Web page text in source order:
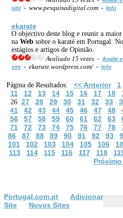
site - www.pesquisadigital.com - Info
ekarate
O objectivo deste blog e reunir a
na Web sobre o karaté em Portugal.
estágios e artigos de Opinião.
Avaliado 15 vezes - Avalie
site - ekarate.wordpress.com/ - Info
Página de Resultados: << Anterior 1
11
12 13 14 15 16 17 18
26 27 28 29 30 31 32 33
41
42 43 44 45 46 47 48
56
57 58 59 60 61 62 63
71
72 73 74 75 76 77 78
86
87 88 89 90 91 92 93
101
102 103 104 105 106
113
114 115 116 117 118
Próximo
Portugal.com.pt
Adicionar
Site
Novos Sites